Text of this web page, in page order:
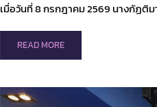
เมื่อวันที่ 8 กรกฎาคม 2569 นางกัฏติ
READ
MORE
มหาวิทยาลัย
เชียงใหม่
READ MORE